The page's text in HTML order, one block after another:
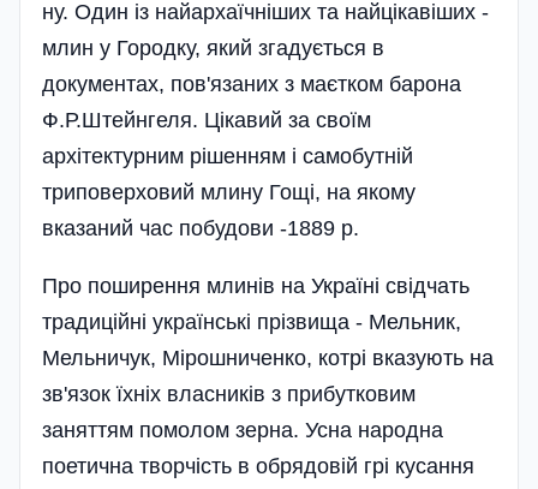
ну. Один із найархаїчніших та найцікавіших -
млин у Городку, який згадується в
документах, пов'язаних з маєтком барона
Ф.Р.Штейнгеля. Цікавий за своїм
архітектурним рішенням і самобутній
триповерховий млину Гощі, на якому
вказаний час побудови -1889 р.
Про поширення млинів на Україні свідчать
традиційні українські прізвища - Мельник,
Мельничук, Мірошниченко, котрі вказують на
зв'язок їхніх власників з прибутковим
заняттям помолом зерна. Усна народна
поетична творчість в обрядовій грі кусання